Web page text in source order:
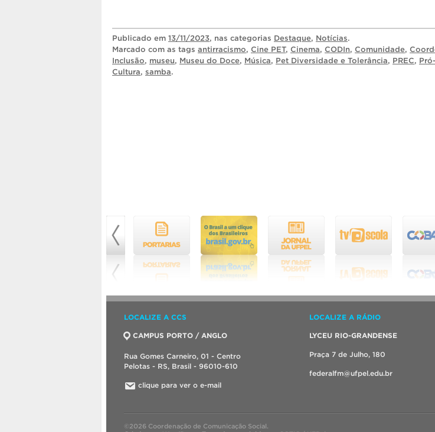
Publicado em 13/11/2023, nas categorias Destaque, Notícias.
Marcado com as tags antirracismo, Cine PET, Cinema, CODIn, Comunidade,
Inclusão, museu, Museu do Doce, Música, Pet Diversidade e Tolerância, PREC,
Cultura, samba.
LOCALIZE A CCS
CAMPUS PORTO / ANGLO
Rua Gomes Carneiro, 01 - Centro
Pelotas - RS, Brasil - 96010-610
clique para ver o e-mail
LOCALIZE A RÁDIO
LYCEU RIO-GRANDENSE
Praça 7 de Julho, 180
federalfm@ufpel.edu.br
©2026 Coordenação de Comunicação Social.